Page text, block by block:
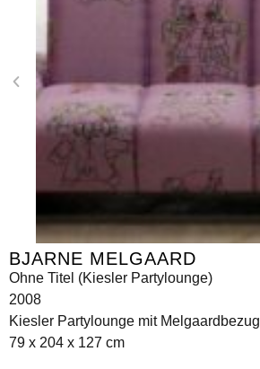
BJARNE MELGAARD
Ohne Titel (Kiesler Partylounge)
2008
Kiesler Partylounge mit Melgaardbezug
79 x 204 x 127 cm